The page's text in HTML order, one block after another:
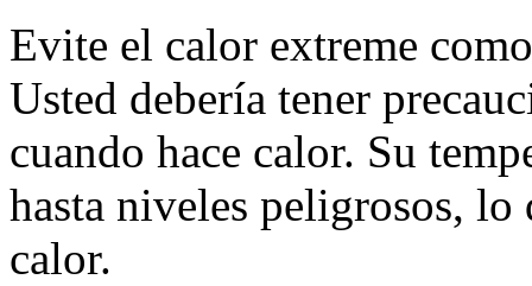
Evite el calor extreme
Usted debería tener
cuando hace calor. Su
hasta niveles peligrosos,
calor.